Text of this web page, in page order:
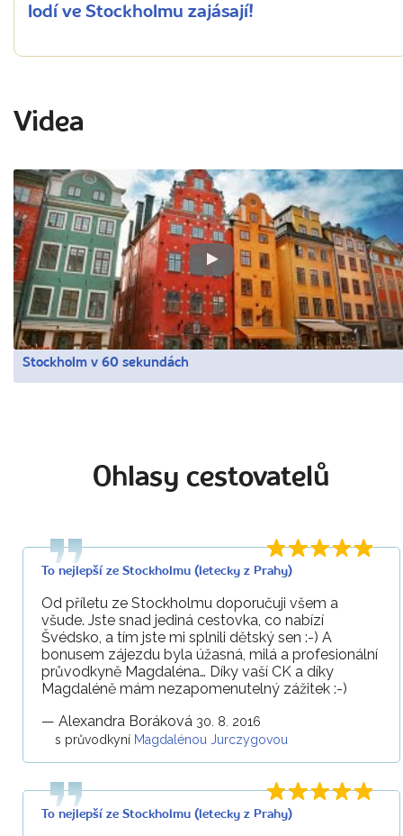
lodí ve Stockholmu zajásají!
Videa
Stockholm v 60 sekundách
Ohlasy cestovatelů
To nejlepší ze Stockholmu (letecky z Prahy)
Od příletu ze Stockholmu doporučuji všem a
všude. Jste snad jediná cestovka, co nabízí
Švédsko, a tím jste mi splnili dětský sen :-) A
bonusem zájezdu byla úžasná, milá a profesionální
průvodkyně Magdaléna… Díky vaší CK a díky
Magdaléně mám nezapomenutelný zážitek :-)
— Alexandra Boráková 30. 8. 2016
s průvodkyní Magdalénou Jurczygovou
To nejlepší ze Stockholmu (letecky z Prahy)